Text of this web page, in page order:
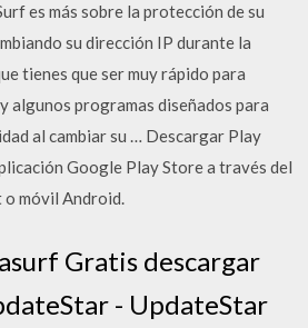
es más sobre la protección de su
su dirección IP durante la
tienes que ser muy rápido para
algunos programas diseñados para
al cambiar su … Descargar Play
Google Play Store a través del
móvil Android.
Gratis descargar
- UpdateStar